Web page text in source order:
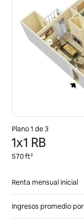
Plano 1 de 3
1x1 RB
570 ft²
Renta mensual inicial
Ingresos promedio por